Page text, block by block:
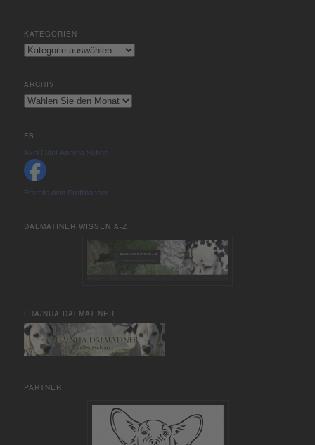
KATEGORIEN
Kategorien
ARCHIV
Archiv
FB
Axel Oder Andrea Schoe
Erstelle dein Profilbanner
DALMATINER WISSEN A-Z
LUA/NUA DALMATINER
PARTNER